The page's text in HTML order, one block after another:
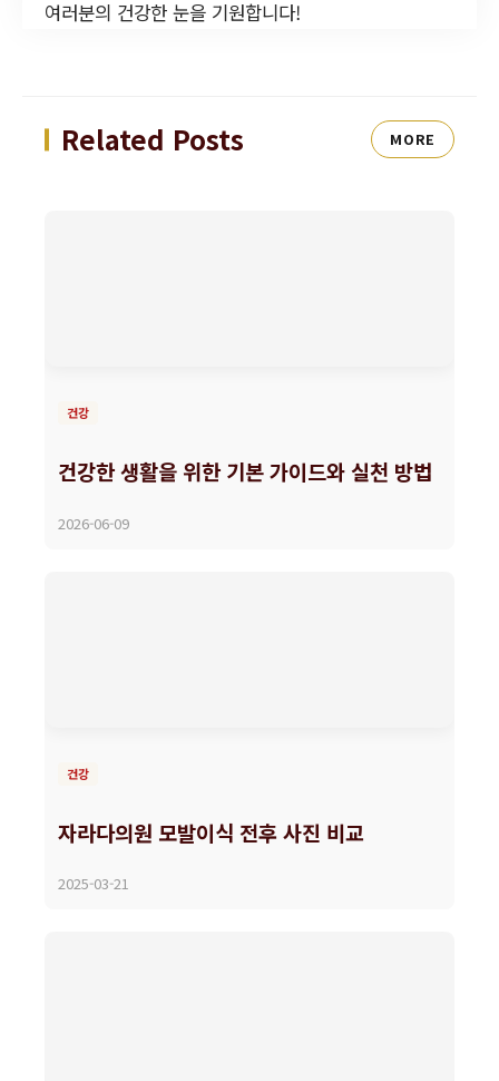
여러분의 건강한 눈을 기원합니다!
Related Posts MORE
건강
건강한 생활을 위한 기본 가이드와 실천 방법
2026-06-09
건강
자라다의원 모발이식 전후 사진 비교
2025-03-21